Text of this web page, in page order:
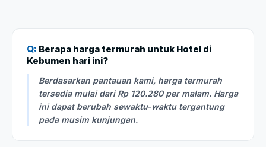
Q: Berapa harga termurah untuk Hotel di
Kebumen hari ini?
Berdasarkan pantauan kami, harga termurah
tersedia mulai dari Rp 120.280 per malam. Harga
ini dapat berubah sewaktu-waktu tergantung
pada musim kunjungan.